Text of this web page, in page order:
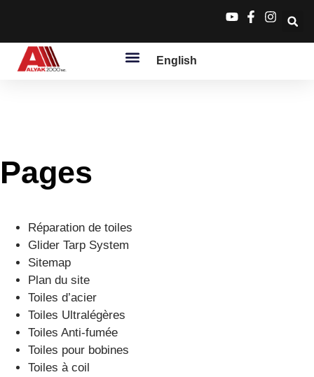
English
Pages
Réparation de toiles
Glider Tarp System
Sitemap
Plan du site
Toiles d’acier
Toiles Ultralégères
Toiles Anti-fumée
Toiles pour bobines
Toiles à coil